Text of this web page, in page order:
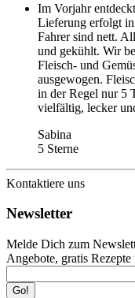
Im Vorjahr
Lieferung erfolgt
Fahrer sind nett.
und gekühlt. Wir
Fleisch- und
ausgewogen.
in der Regel nur 5
vielfältig, lecker
Sabina
5 Sterne
Kontaktiere uns
Newsletter
Melde Dich zum
Angebote, gratis
Go!